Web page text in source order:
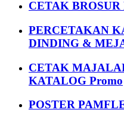
CETAK
PERCETAKAN
DINDING &
CETAK
KATALOG Promo
POSTER